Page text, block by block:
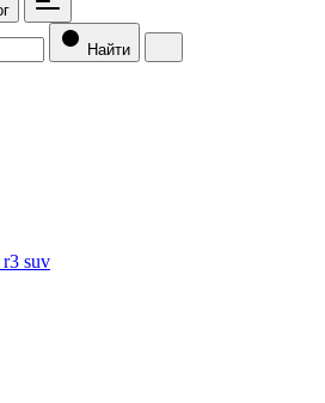
Найти
suv